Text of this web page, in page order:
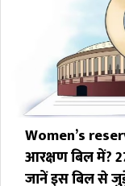
Women’s
आरक्षण बिल में?
जानें इस बिल से